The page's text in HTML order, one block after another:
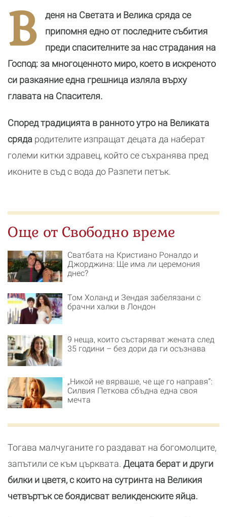
церемония
днес?
най-
романтичната
почивка
В
деня на Светата и Велика сряда се
припомня едно от последните събития
преди спасителните за нас страдания на
Господ: за многоценното миро, което в искреното
си разкаяние една грешница изляла върху
главата на Спасителя.
Според традицията в ранното утро на Великата
сряда родителите изпращат децата да наберат
големи китки здравец, който се съхранява пред
иконите в съд с вода до Разпети петък.
Още от Свободно време
Сватбата на Кристиано Роналдо и
Джорджина: Ще има ли церемония
днес?
Том Холанд и Зендая забелязани с
брачни халки в Лондон
9 неща, които състаряват жената след
35 години – без дори да ги осъзнава
„Никой не вярваше, че ще го направя“:
Силвия Петкова сбъдна една своя
мечта
Тогава малчуганите го раздават на богомолците,
запътили се към църквата. Децата берат и други
билки и цветя, с които на сутринта на Великия
четвъртък се боядисват великденските яйца.